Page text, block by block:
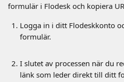
formulär i Flodesk och kopiera
Logga in i ditt Flodeskkonto
formulär.
I slutet av processen när du
länk som leder direkt till ditt